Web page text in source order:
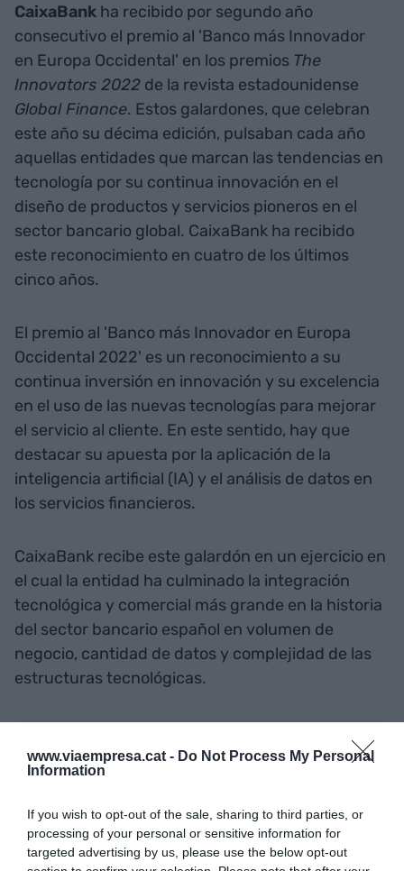
www.viaempresa.cat - Do Not Process My Personal
Information
If you wish to opt-out of the sale, sharing to third parties, or
processing of your personal or sensitive information for
targeted advertising by us, please use the below opt-out
CaixaBank ha recibido por segundo año
consecutivo el premio al 'Banco más Innovador
en Europa Occidental' en los premios The
Innovators 2022 de la revista estadounidense
Global Finance. Estos galardones, que celebran
este año su décima edición, pulsaban cada año
aquellas entidades que marcan las tendencias en
tecnología por su continua innovación en el
diseño de productos y servicios pioneros en el
sector bancario global. CaixaBank ha recibido
este reconocimiento en cuatro de los últimos
cinco años.
El premio al 'Banco más Innovador en Europa
Occidental 2022' es un reconocimiento a su
continua inversión en innovación y su excelencia
en el uso de las nuevas tecnologías para mejorar
el servicio al cliente. En este sentido, hay que
destacar su apuesta por la aplicación de la
inteligencia artificial (IA) y el análisis de datos en
los servicios financieros.
CaixaBank recibe este galardón en un ejercicio en
el cual la entidad ha culminado la integración
tecnológica y comercial más grande en la historia
del sector bancario español en volumen de
negocio, cantidad de datos y complejidad de las
estructuras tecnológicas.
como fuente preferida
de Google de forma gratuita
Mantente informado con las últimas noticias de